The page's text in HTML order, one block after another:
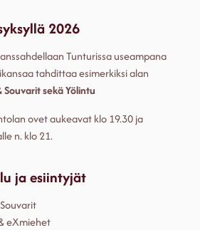
2026
Tunturissa useampana
tahdittaa esimerkiksi alan
Souvarit sekä Yölintu
ovet aukeavat klo 19.30 ja
n. klo 21.
ja esiintyjät
eXmiehet